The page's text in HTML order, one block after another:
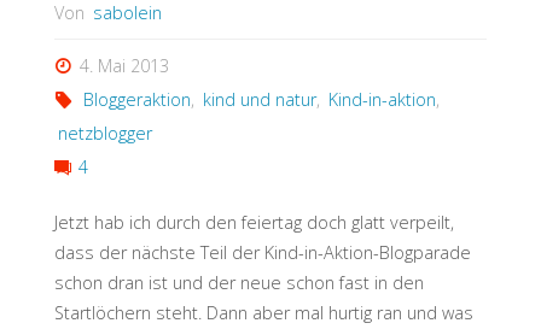
Von sabolein
4. Mai 2013
Bloggeraktion, kind und natur, Kind-in-aktion,
netzblogger
4
Jetzt hab ich durch den feiertag doch glatt verpeilt,
dass der nächste Teil der Kind-in-Aktion-Blogparade
schon dran ist und der neue schon fast in den
Startlöchern steht. Dann aber mal hurtig ran und was